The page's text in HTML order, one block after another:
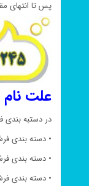
پس تا انتهای مقاله با ما همراه باشید که اولا
علت نام
در دستبه بندی
• دسته بندی
• دسته بندی
• دسته بندی